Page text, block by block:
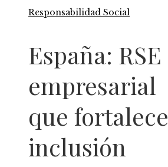
Responsabilidad Social
España: RSE
empresarial
que fortalece
inclusión